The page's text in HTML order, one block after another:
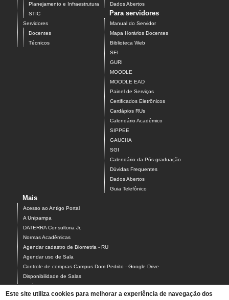
Planejamento e Infraestrutura
STIC
Servidores
Docentes
Técnicos
Dados Abertos
Para servidores
Manual do Servidor
Mapa Horários Docentes
Biblioteca Web
SEI
GURI
MOODLE
MOODLE EAD
Painel de Serviços
Certificados Eletrônicos
Cardápios RUs
Calendário Acadêmico
SIPPEE
GAUCHA
SGI
Calendário da Pós-graduação
Dúvidas Frequentes
Dados Abertos
Guia Telefônico
Mais
Acesso ao Antigo Portal
A Unipampa
DATERRA Consultoria Jr.
Normas Acadêmicas
Agendar cadastro de Biometria - RU
Agendar uso de Sala
Controle de compras Campus Dom Pedrito - Google Drive
Disponibilidade de Salas
Estágios
Formulário para Agendamento do Laboratório de Informática
Este site utiliza cookies para melhorar a experiência de navegação dos